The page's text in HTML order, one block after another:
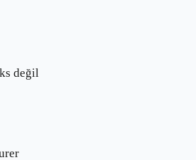
değil